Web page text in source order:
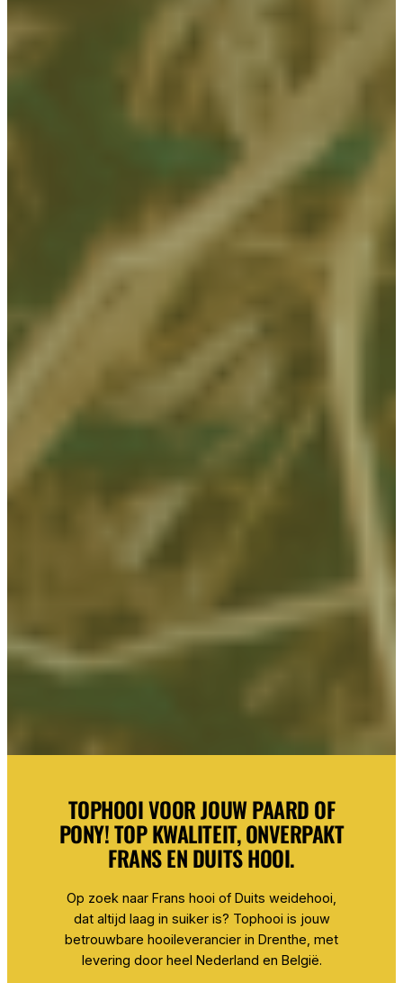
TOPHOOI VOOR JOUW PAARD OF
PONY! TOP KWALITEIT, ONVERPAKT
FRANS EN DUITS HOOI.
Op zoek naar Frans hooi of Duits weidehooi,
dat altijd laag in suiker is? Tophooi is jouw
betrouwbare hooileverancier in Drenthe, met
levering door heel Nederland en België.